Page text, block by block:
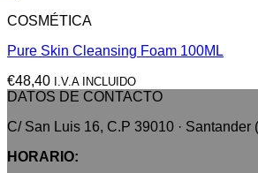
COSMÉTICA
Pure Skin Cleansing Foam 100ML
€48,40 I.V.A INCLUIDO
DATOS DE CONTACTO
C/ San Luis 16, C.P 39010 · Santander
HORARIO: